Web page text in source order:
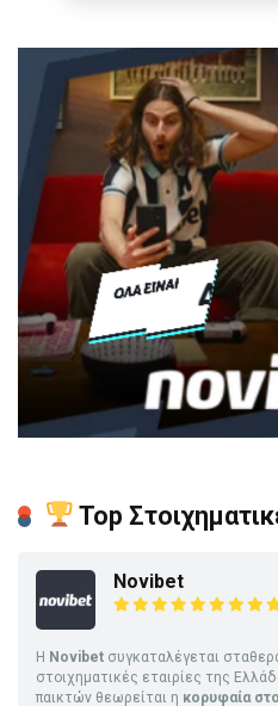
Top
Novibet
Η Novibet συγκαταλέγεται
στοιχηματικές εταιρίες της
παικτών θεωρείται η κορυφαία